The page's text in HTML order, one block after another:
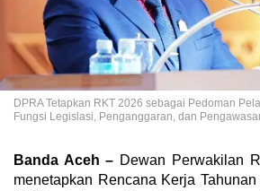
DPRA Tetapkan RKT 2026 sebagai Pedoman
Fungsi Legislasi, Penganggaran, dan
Banda Aceh – Dewan Perwakilan
menetapkan Rencana Kerja